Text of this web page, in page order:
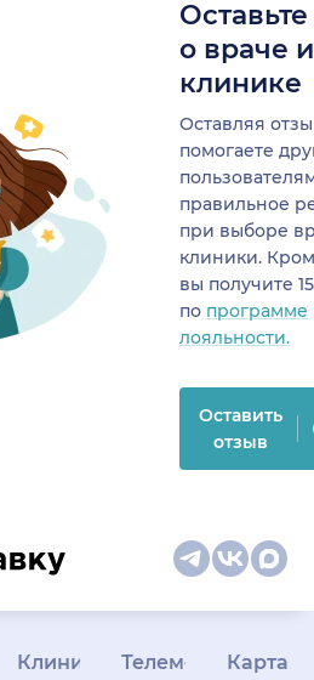
о враче
клинике
Оставляя
помогаете
правильное
при выборе
клиники.
вы получите
по программе
лояльности.
Оставить
отзыв
КлиникамТелемедицина
Карта